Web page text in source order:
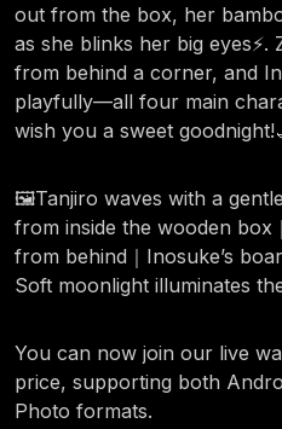
out from the box, her
as she blinks her big
from behind a corner, and
playfully—all four main
wish you a sweet
🖼️Tanjiro waves with a
from inside the wooden box
from behind｜Inosuke’s
Soft moonlight illuminates
You can now join our live
price, supporting both
Photo formats.